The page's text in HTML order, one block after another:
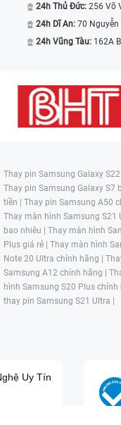
24h Thủ Đức: 256 Võ
24h Dĩ An: 70 Nguyễn
24h Vũng Tàu: 162A
Thay pin Samsung Galaxy S22
Thay pin Samsung Galaxy S7
tiền | Thay pin Samsung A50
Thay màn hình Samsung S21
bao nhiêu | Thay màn hình
Plus giá rẻ | Thay màn hình
Note 20 Ultra chính hãng |
Samsung A12 chính hãng |
hình Samsung S20 Plus chính
thay pin Samsung S21 Ultra |
Uy Tín